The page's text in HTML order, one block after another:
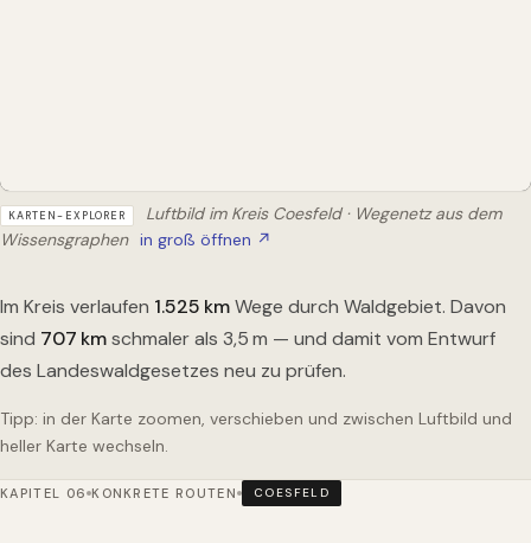
KARTEN-EXPLORER
Luftbild im Kreis Coesfeld · Wegenetz aus dem
Wissensgraphen in groß öffnen ↗
Im Kreis verlaufen 1.525 kmWege durch Waldgebiet. Davon
sind 707 kmschmaler als 3,5 m — und damit vom Entwurf
des Landeswaldgesetzes neu zu prüfen.
Tipp: in der Karte zoomen, verschieben und zwischen Luftbild und
heller Karte wechseln.
KAPITEL 06 KONKRETE ROUTEN COESFELD